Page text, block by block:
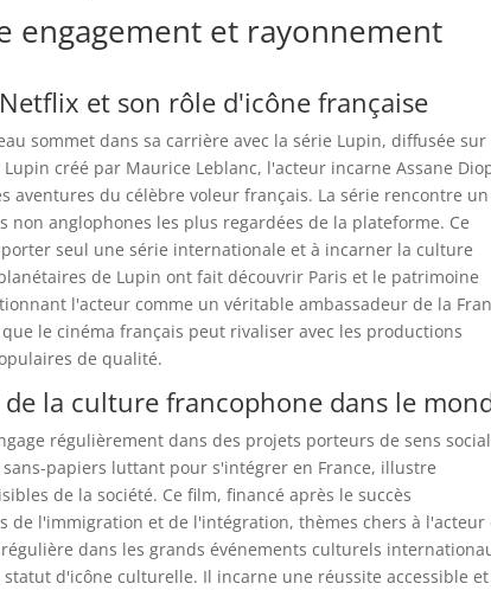
engagement et rayonnement
et son rôle d'icône française
sommet dans sa carrière avec la série Lupin, diffusée sur
créé par Maurice Leblanc, l'acteur incarne Assane
du célèbre voleur français. La série rencontre un
anglophones les plus regardées de la plateforme. Ce
seul une série internationale et à incarner la culture
de Lupin ont fait découvrir Paris et le patrimoine
l'acteur comme un véritable ambassadeur de la
le cinéma français peut rivaliser avec les productions
de qualité.
la culture francophone dans le
régulièrement dans des projets porteurs de sens
papiers luttant pour s'intégrer en France, illustre
de la société. Ce film, financé après le succès
de l'immigration et de l'intégration, thèmes chers à
dans les grands événements culturels
d'icône culturelle. Il incarne une réussite accessible et